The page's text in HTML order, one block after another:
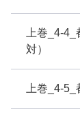
上巻_4-
対）
上巻_4-